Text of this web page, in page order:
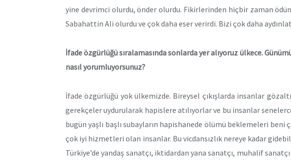
yine devrimci olurdu, önder olurdu. Fikirlerinden hiçbir zaman
Sabahattin Ali olurdu ve çok daha eser verirdi. Bizi çok daha
İfade özgürlüğü sıralamasında sonlarda yer alıyoruz ülkece.
nasıl yorumluyorsunuz?
İfade özgürlüğü yok ülkemizde. Bireysel çıkışlarda insanlar
gerekçeler uydurularak hapislere atılıyorlar ve bu insanlar
bugün yaşlı başlı subayların hapishanede ölümü beklemeleri beni
çok iyi hizmetleri olan insanlar. Bu vicdansızlık nereye kadar
Türkiye’de yandaş sanatçı, iktidardan yana sanatçı, muhalif